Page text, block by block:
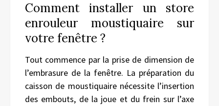
Comment installer un store
enrouleur moustiquaire sur
votre fenêtre ?
Tout commence par la prise de dimension de
l’embrasure de la fenêtre. La préparation du
caisson de moustiquaire nécessite l’insertion
des embouts, de la joue et du frein sur l’axe